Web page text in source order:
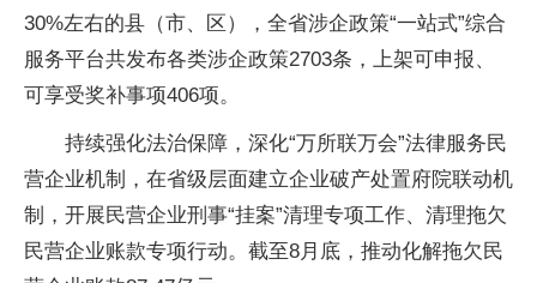
30%左右的县（市、区），全省涉企政策“一站式”综合
服务平台共发布各类涉企政策2703条，上架可申报、
可享受奖补事项406项。
持续强化法治保障，深化“万所联万会”法律服务民
营企业机制，在省级层面建立企业破产处置府院联动机
制，开展民营企业刑事“挂案”清理专项工作、清理拖欠
民营企业账款专项行动。截至8月底，推动化解拖欠民